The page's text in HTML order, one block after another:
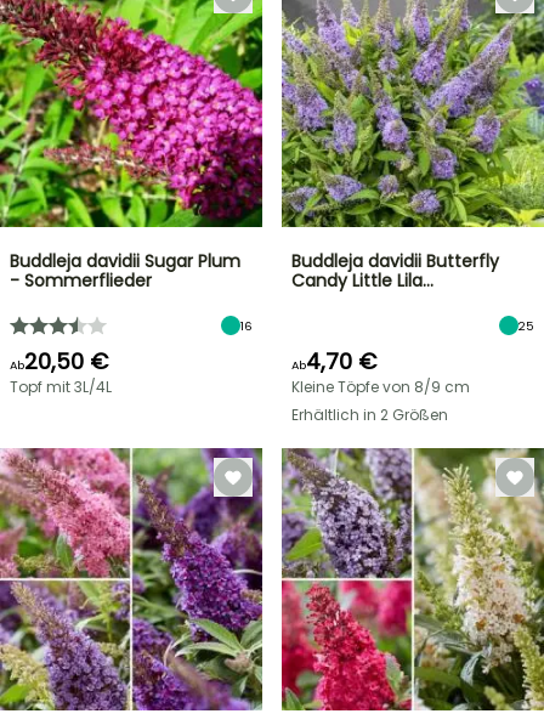
Buddleja davidii Sugar Plum
- Sommerflieder
16
Ab20,50 €
Topf mit 3L/4L
Buddleja davidii Butterfly
Candy Little Lila…
25
Ab4,70 €
Kleine Töpfe von 8/9 cm
Erhältlich in 2 Größen